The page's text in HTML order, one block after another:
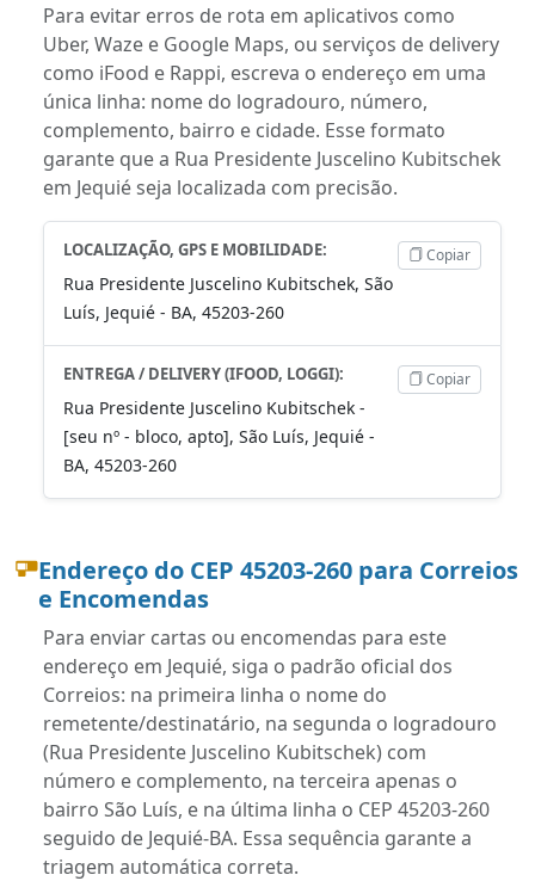
Para evitar erros de rota em aplicativos como
Uber, Waze e Google Maps, ou serviços de delivery
como iFood e Rappi, escreva o endereço em uma
única linha: nome do logradouro, número,
complemento, bairro e cidade. Esse formato
garante que a Rua Presidente Juscelino Kubitschek
em Jequié seja localizada com precisão.
LOCALIZAÇÃO, GPS E MOBILIDADE:
Rua Presidente Juscelino Kubitschek, São
Luís, Jequié - BA, 45203-260
Copiar
ENTREGA / DELIVERY (IFOOD, LOGGI):
Rua Presidente Juscelino Kubitschek -
[seu nº - bloco, apto], São Luís, Jequié -
BA, 45203-260
Copiar
Endereço do CEP 45203-260 para Correios
e Encomendas
Para enviar cartas ou encomendas para este
endereço em Jequié, siga o padrão oficial dos
Correios: na primeira linha o nome do
remetente/destinatário, na segunda o logradouro
(Rua Presidente Juscelino Kubitschek) com
número e complemento, na terceira apenas o
bairro São Luís, e na última linha o CEP 45203-260
seguido de Jequié-BA. Essa sequência garante a
triagem automática correta.